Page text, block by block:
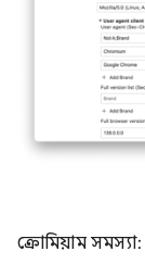
ক্রোমিয়াম সমস্যা: